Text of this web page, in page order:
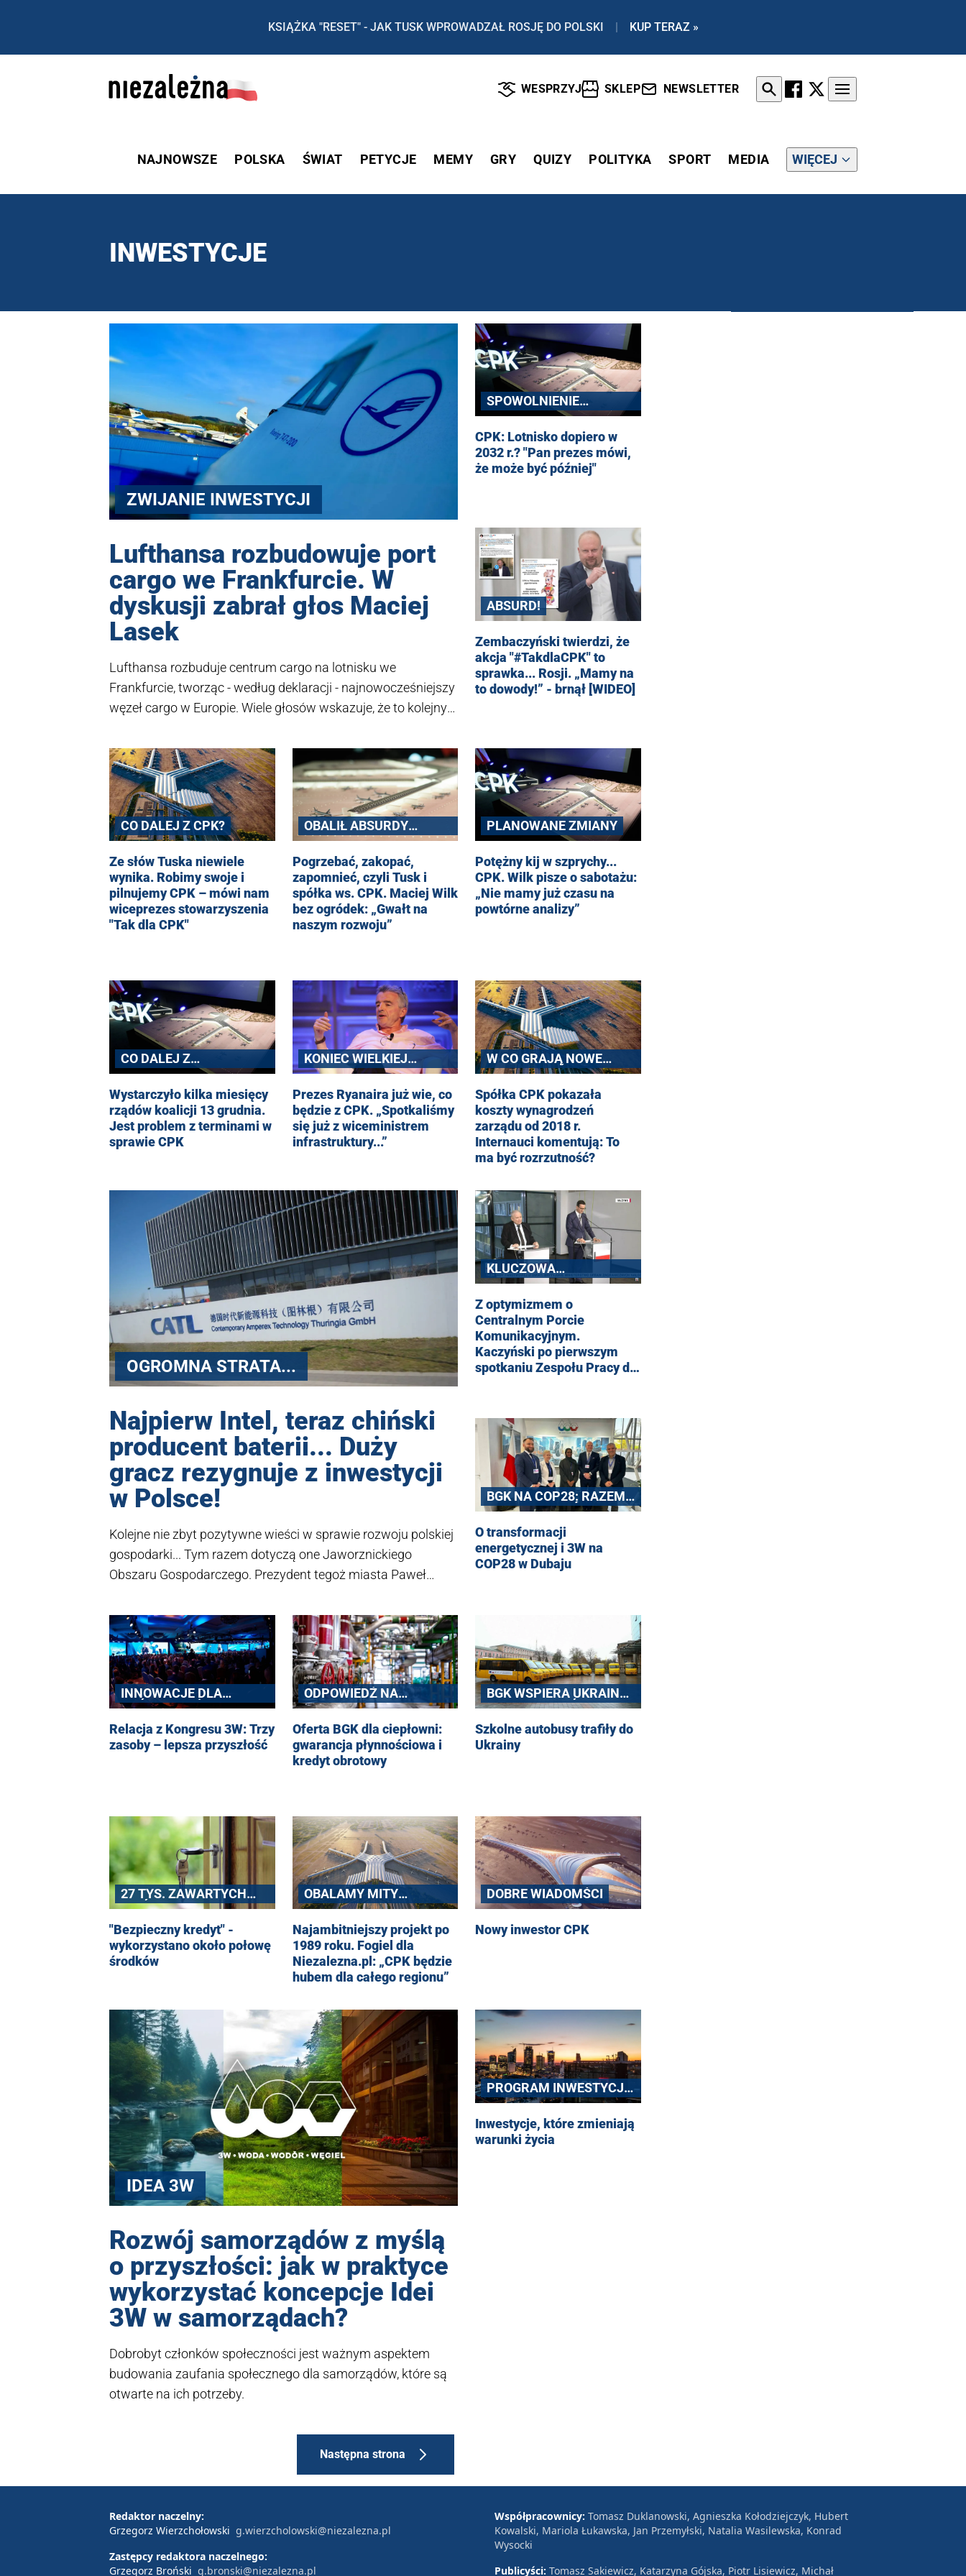
KSIĄŻKA "RESET" - JAK TUSK WPROWADZAŁ ROSJĘ DO POLSKI | KUP TERAZ »
WESPRZYJ SKLEP NEWSLETTER
NAJNOWSZE POLSKA ŚWIAT PETYCJE MEMY GRY QUIZY POLITYKA SPORT MEDIA WIĘCEJ
INWESTYCJE
ZWIJANIE INWESTYCJI
Lufthansa rozbudowuje port
cargo we Frankfurcie. W
dyskusji zabrał głos Maciej
Lasek
Lufthansa rozbuduje centrum cargo na lotnisku we
Frankfurcie, tworząc - według deklaracji - najnowocześniejszy
węzeł cargo w Europie. Wiele głosów wskazuje, że to kolejny
Port Komunikacyjny. W mediach społecznościowych do
tematu odniósł się obecny pełnomocnik rządu ds. CPK, Maciej
Lasek.
SPOWOLNIENIE
INWESTYCJI
CPK: Lotnisko dopiero w
2032 r.? "Pan prezes mówi,
że może być później"
ABSURD!
Zembaczyński twierdzi, że
akcja "#TakdlaCPK" to
sprawka... Rosji. „Mamy na
to dowody!” - brnął [WIDEO]
CO DALEJ Z CPK?
Ze słów Tuska niewiele
wynika. Robimy swoje i
pilnujemy CPK – mówi nam
wiceprezes stowarzyszenia
"Tak dla CPK"
OBALIŁ ABSURDY
RZĄDZĄCYCH
Pogrzebać, zakopać,
zapomnieć, czyli Tusk i
spółka ws. CPK. Maciej Wilk
bez ogródek: „Gwałt na
naszym rozwoju”
PLANOWANE ZMIANY
Potężny kij w szprychy...
CPK. Wilk pisze o sabotażu:
„Nie mamy już czasu na
powtórne analizy”
CO DALEJ Z
INWESTYCJĄ?
Wystarczyło kilka miesięcy
rządów koalicji 13 grudnia.
Jest problem z terminami w
sprawie CPK
KONIEC WIELKIEJ
INWESTYCJI?
Prezes Ryanaira już wie, co
będzie z CPK. „Spotkaliśmy
się już z wiceministrem
infrastruktury...”
W CO GRAJĄ NOWE
WŁADZE SPÓŁKI?
Spółka CPK pokazała
koszty wynagrodzeń
zarządu od 2018 r.
Internauci komentują: To
ma być rozrzutność?
OGROMNA STRATA...
Najpierw Intel, teraz chiński
producent baterii... Duży
gracz rezygnuje z inwestycji
w Polsce!
Kolejne nie zbyt pozytywne wieści w sprawie rozwoju polskiej
gospodarki... Tym razem dotyczą one Jaworznickiego
Obszaru Gospodarczego. Prezydent tegoż miasta Paweł
wycofaniu się z planów budowy fabryki w Jaworznie przez
chińskiego producenta baterii samochodowych firmy CATL.
Czyżby kolejny - po Intelu - gigant zwija się z Polski...?
KLUCZOWA
INWESTYCJA
Z optymizmem o
Centralnym Porcie
Komunikacyjnym.
Kaczyński po pierwszym
spotkaniu Zespołu Pracy dla
BGK NA COP28: RAZEM
DLA KLIMATU ŚWIATA
O transformacji
energetycznej i 3W na
COP28 w Dubaju
INNOWACJE DLA
ZRÓWNOWAŻONEJ
Relacja z Kongresu 3W: Trzy
zasoby – lepsza przyszłość
ODPOWIEDŹ NA
WZROST CEN
ENERGETYCZNYCH
Oferta BGK dla ciepłowni:
gwarancja płynnościowa i
kredyt obrotowy
BGK WSPIERA UKRAINĘ:
100 AUTOBUSÓW Z KE I
Szkolne autobusy trafiły do
Ukrainy
27 TYS. ZAWARTYCH
UMÓW
"Bezpieczny kredyt" -
wykorzystano około połowę
środków
OBALAMY MITY
DOTYCZĄCE CPK
Najambitniejszy projekt po
1989 roku. Fogiel dla
Niezalezna.pl: „CPK będzie
hubem dla całego regionu”
DOBRE WIADOMŚCI
Nowy inwestor CPK
IDEA 3W
Rozwój samorządów z myślą
o przyszłości: jak w praktyce
wykorzystać koncepcje Idei
3W w samorządach?
Dobrobyt członków społeczności jest ważnym aspektem
budowania zaufania społecznego dla samorządów, które są
otwarte na ich potrzeby.
PROGRAM INWESTYCJI
STRATEGICZNYCH
Inwestycje, które zmieniają
warunki życia
Następna strona
Redaktor naczelny:
Grzegorz Wierzchołowski g.wierzcholowski@niezalezna.pl
Zastępcy redaktora naczelnego:
Grzegorz Broński g.bronski@niezalezna.pl
Współpracownicy: Tomasz Duklanowski, Agnieszka Kołodziejczyk, Hubert
Kowalski, Mariola Łukawska, Jan Przemyłski, Natalia Wasilewska, Konrad
Wysocki
Publicyści: Tomasz Sakiewicz, Katarzyna Gójska, Piotr Lisiewicz, Michał